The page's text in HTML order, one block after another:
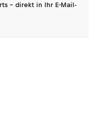
- direkt in Ihr E-Mail-